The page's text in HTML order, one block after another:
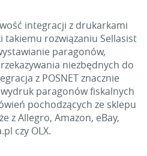
integracji z drukarkami
takiemu rozwiązaniu Sellasist
paragonów,
niezbędnych do
z POSNET znacznie
paragonów fiskalnych
pochodzących ze sklepu
z Allegro, Amazon, eBay,
czy OLX.